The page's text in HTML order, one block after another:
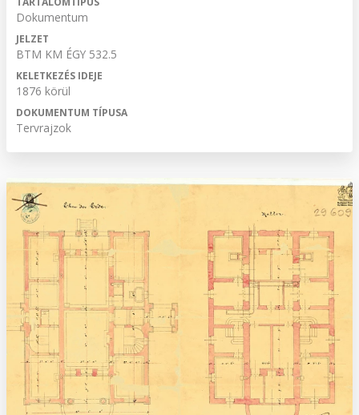
Dokumentum
JELZET
BTM KM ÉGY 532.5
KELETKEZÉS IDEJE
1876 körül
DOKUMENTUM TÍPUSA
Tervrajzok